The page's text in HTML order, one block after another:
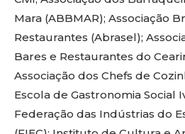
Mara (ABBMAR); Associação
Restaurantes (Abrasel);
Bares e Restaurantes do
Associação dos Chefs de
Escola de Gastronomia Social
Federação das Indústrias do